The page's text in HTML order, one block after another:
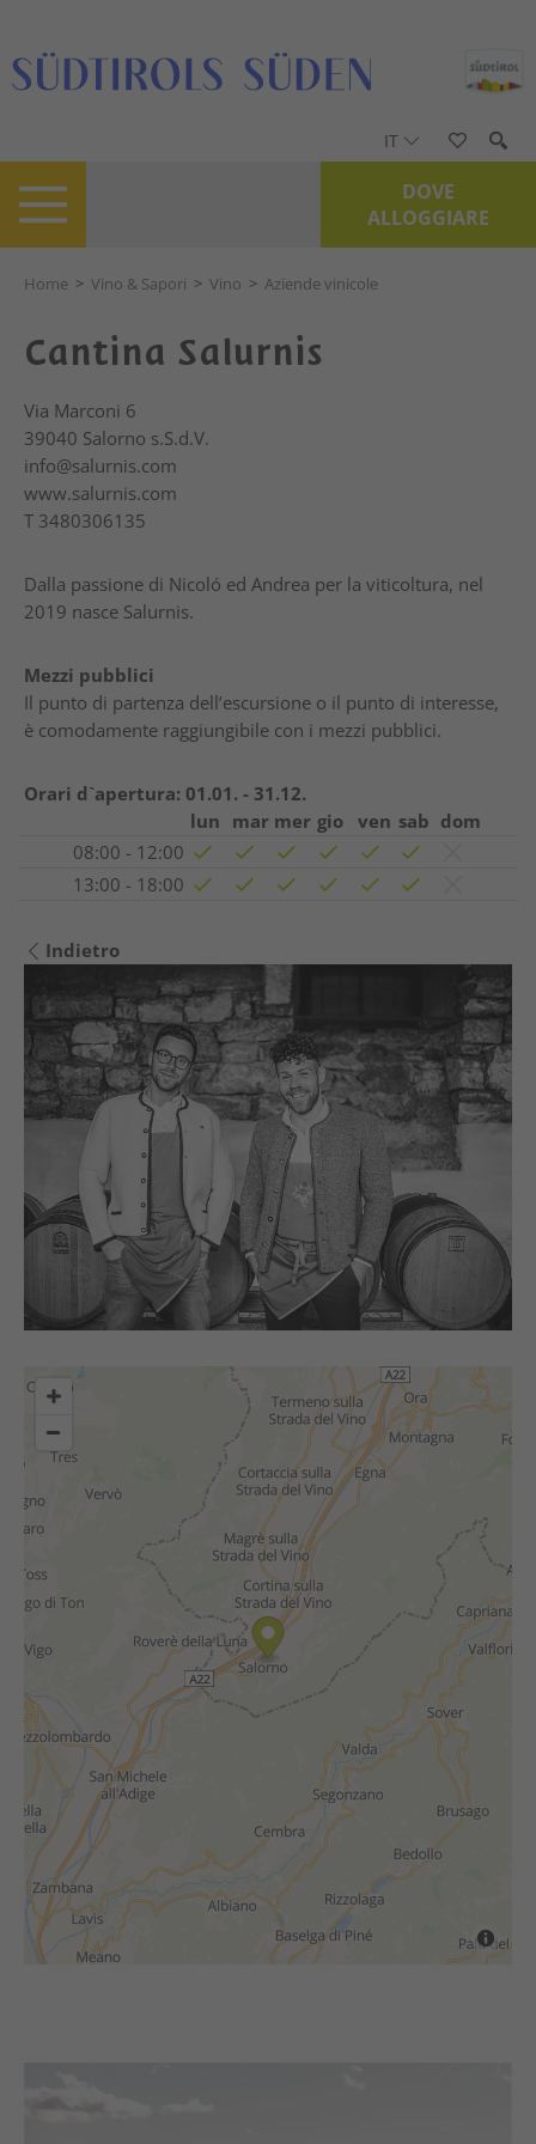
IT
DOVE
ALLOGGIARE
Home > Vino & Sapori > Vino > Aziende vinicole
Cantina Salurnis
Via Marconi 6
39040 Salorno s.S.d.V.
info@salurnis.com
www.salurnis.com
T 3480306135
Dalla passione di Nicoló ed Andrea per la viticoltura, nel
2019 nasce Salurnis.
Mezzi pubblici
Il punto di partenza dell’escursione o il punto di interesse,
è comodamente raggiungibile con i mezzi pubblici.
Orari d`apertura: 01.01. - 31.12.
lun mar mer gio ven sab dom
08:00 - 12:00
13:00 - 18:00
Indietro